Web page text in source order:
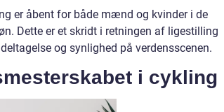
er åbent for både mænd og kvinder i de
Dette er et skridt i retningen af ligestilling
og synlighed på verdensscenen.
i cykling